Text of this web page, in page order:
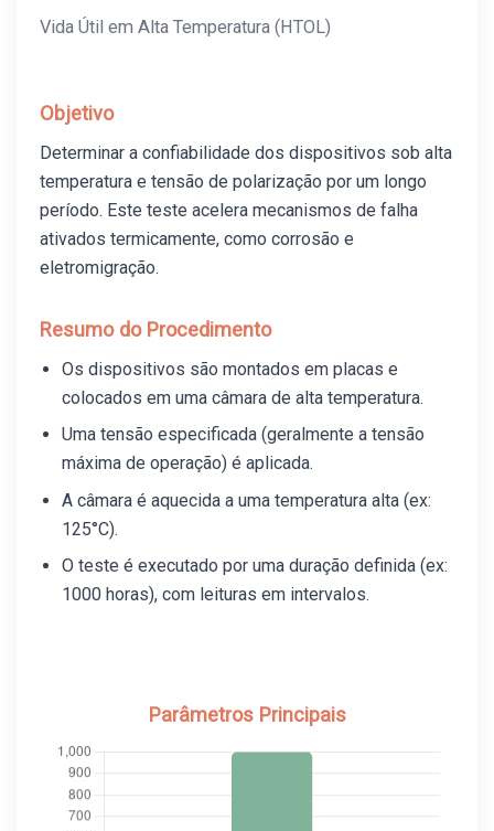
Vida Útil em Alta Temperatura (HTOL)
Objetivo
Determinar a confiabilidade dos dispositivos sob alta
temperatura e tensão de polarização por um longo
período. Este teste acelera mecanismos de falha
ativados termicamente, como corrosão e
eletromigração.
Resumo do Procedimento
Os dispositivos são montados em placas e
colocados em uma câmara de alta temperatura.
Uma tensão especificada (geralmente a tensão
máxima de operação) é aplicada.
A câmara é aquecida a uma temperatura alta (ex:
125°C).
O teste é executado por uma duração definida (ex:
1000 horas), com leituras em intervalos.
Parâmetros Principais